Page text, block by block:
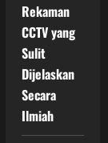
Rekaman
CCTV yang
Sulit
Dijelaskan
Secara
Ilmiah